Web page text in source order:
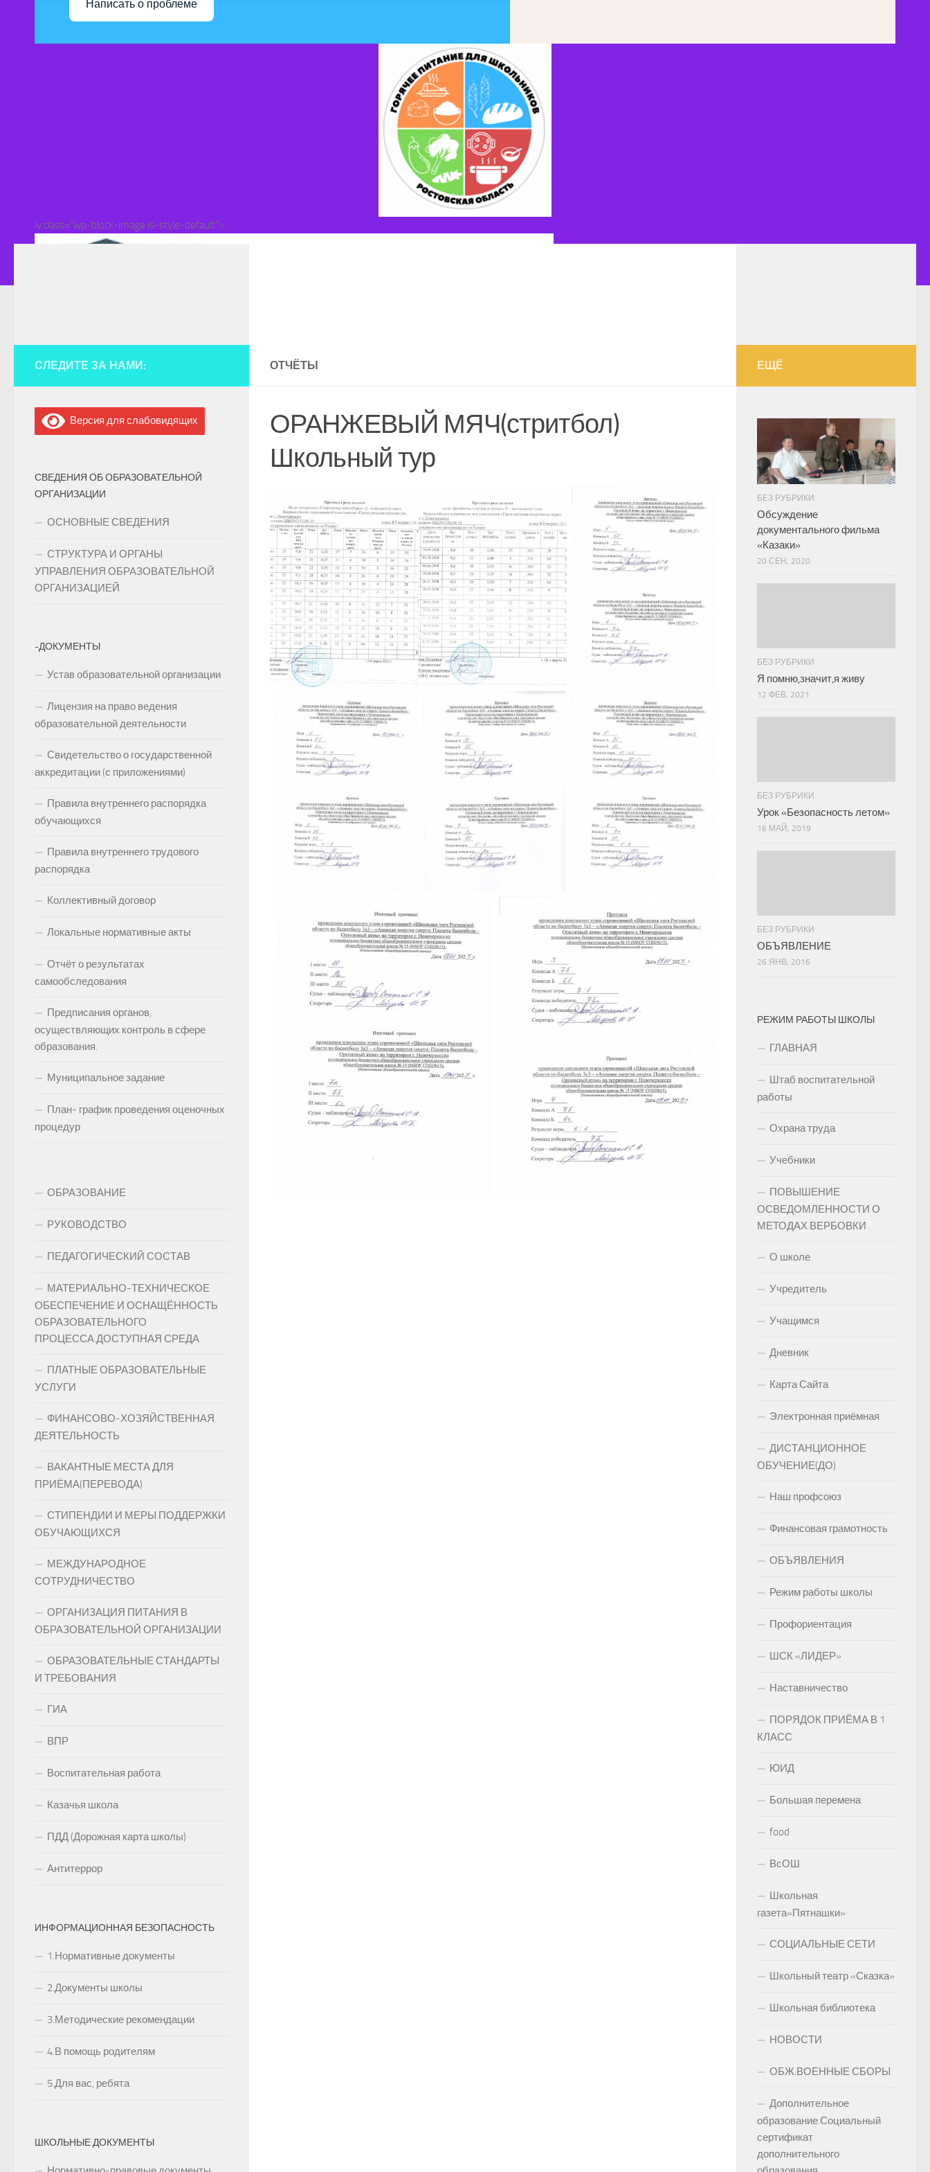
Написать о проблеме
iv class="wp-block-image is-style-default">
ОТЧЁТЫ
ОРАНЖЕВЫЙ МЯЧ(стритбол)
Школьный тур
СЛЕДИТЕ ЗА НАМИ:
Версия для слабовидящих
СВЕДЕНИЯ ОБ ОБРАЗОВАТЕЛЬНОЙ
ОРГАНИЗАЦИИ
ОСНОВНЫЕ СВЕДЕНИЯ
СТРУКТУРА И ОРГАНЫ
УПРАВЛЕНИЯ ОБРАЗОВАТЕЛЬНОЙ
ОРГАНИЗАЦИЕЙ
-ДОКУМЕНТЫ
Устав образовательной организации
Лицензия на право ведения
образовательной деятельности
Свидетельство о государственной
аккредитации (с приложениями)
Правила внутреннего распорядка
обучающихся
Правила внутреннего трудового
распорядка
Коллективный договор
Локальные нормативные акты
Отчёт о результатах
самообследования
Предписания органов,
осуществляющих контроль в сфере
образования.
Муниципальное задание
План- график проведения оценочных
процедур
ОБРАЗОВАНИЕ
РУКОВОДСТВО
ПЕДАГОГИЧЕСКИЙ СОСТАВ
МАТЕРИАЛЬНО-ТЕХНИЧЕСКОЕ
ОБЕСПЕЧЕНИЕ И ОСНАЩЁННОСТЬ
ОБРАЗОВАТЕЛЬНОГО
ПРОЦЕССА.ДОСТУПНАЯ СРЕДА
ПЛАТНЫЕ ОБРАЗОВАТЕЛЬНЫЕ
УСЛУГИ
ФИНАНСОВО-ХОЗЯЙСТВЕННАЯ
ДЕЯТЕЛЬНОСТЬ
ВАКАНТНЫЕ МЕСТА ДЛЯ
ПРИЁМА(ПЕРЕВОДА)
СТИПЕНДИИ И МЕРЫ ПОДДЕРЖКИ
ОБУЧАЮЩИХСЯ
МЕЖДУНАРОДНОЕ
СОТРУДНИЧЕСТВО
ОРГАНИЗАЦИЯ ПИТАНИЯ В
ОБРАЗОВАТЕЛЬНОЙ ОРГАНИЗАЦИИ
ОБРАЗОВАТЕЛЬНЫЕ СТАНДАРТЫ
И ТРЕБОВАНИЯ
ГИА
ВПР
Воспитательная работа
Казачья школа
ПДД (Дорожная карта школы)
Антитеррор
ИНФОРМАЦИОННАЯ БЕЗОПАСНОСТЬ
1.Нормативные документы
2.Документы школы
3.Методические рекомендации
4.В помощь родителям
5.Для вас, ребята
ШКОЛЬНЫЕ ДОКУМЕНТЫ
ЕЩЁ
БЕЗ РУБРИКИ
Обсуждение
документального фильма
«Казаки»
20 СЕН, 2020
БЕЗ РУБРИКИ
Я помню,значит,я живу
12 ФЕВ, 2021
БЕЗ РУБРИКИ
Урок «Безопасность летом»
16 МАЙ, 2019
БЕЗ РУБРИКИ
ОБЪЯВЛЕНИЕ
26 ЯНВ, 2016
РЕЖИМ РАБОТЫ ШКОЛЫ
ГЛАВНАЯ
Штаб воспитательной
работы
Охрана труда
Учебники
ПОВЫШЕНИЕ
ОСВЕДОМЛЕННОСТИ О
МЕТОДАХ ВЕРБОВКИ
О школе
Учредитель
Учащимся
Дневник
Карта Сайта
Электронная приёмная
ДИСТАНЦИОННОЕ
ОБУЧЕНИЕ(ДО)
Наш профсоюз
Финансовая грамотность
ОБЪЯВЛЕНИЯ
Режим работы школы
Профориентация
ШСК «ЛИДЕР»
Наставничество
ПОРЯДОК ПРИЁМА В 1
КЛАСС
ЮИД
Большая перемена
food
ВсОШ
Школьная
газета»Пятнашки»
СОЦИАЛЬНЫЕ СЕТИ
Школьный театр «Сказка»
Школьная библиотека
НОВОСТИ
ОБЖ.ВОЕННЫЕ СБОРЫ
Дополнительное
образование.Социальный
сертификат
дополнительного